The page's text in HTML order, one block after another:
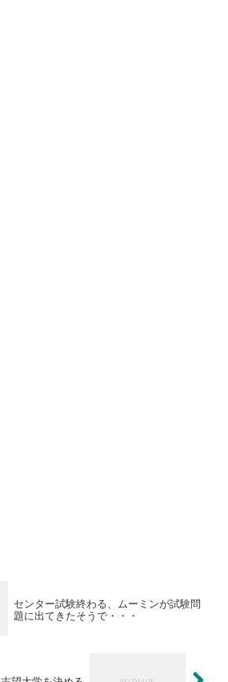
センター試験終わる、ムーミンが試験問
題に出てきたそうで・・・